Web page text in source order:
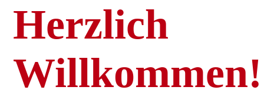
Herzlich
Willkommen!